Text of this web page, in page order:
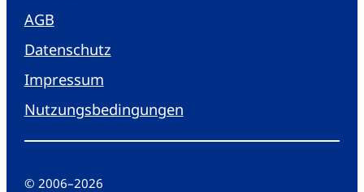
AGB
Datenschutz
Impressum
Nutzungsbedingungen
© 2006–2026